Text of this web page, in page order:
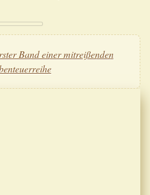
Band einer mitreißenden